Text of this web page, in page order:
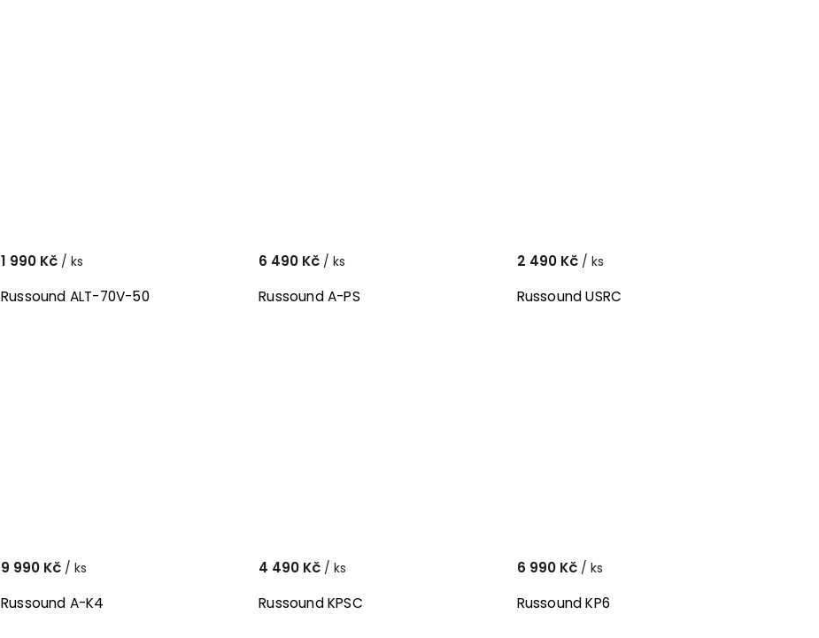
Russound ALT-70V-50
1 990 Kč / ks
Russound A-PS
6 490 Kč / ks
Russound USRC
2 490 Kč / ks
Russound A-K4
9 990 Kč / ks
Russound KPSC
4 490 Kč / ks
Russound KP6
6 990 Kč / ks